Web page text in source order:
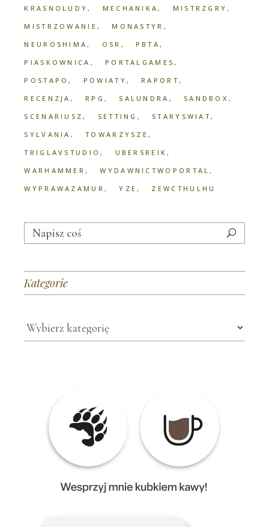
KRASNOLUDY
MECHANIKA
MISTRZGRY
MISTRZOWANIE
MONASTYR
NEUROSHIMA
OSR
PBTA
PIASKOWNICA
PORTALGAMES
POSTAPO
POWIATY
RAPORT
RECENZJA
RPG SALUNDRA
SANDBOX
SCENARIUSZ
SETTING
STARYSWIAT
SYLVANIA
TOWARZYSZE
TRIGLAVSTUDIO
UBERSREIK
WARHAMMER
WYDAWNICTWOPORTAL
WYPRAWAZAMUR
YZE ZEWCTHULHU
Search
for:
Kategorie